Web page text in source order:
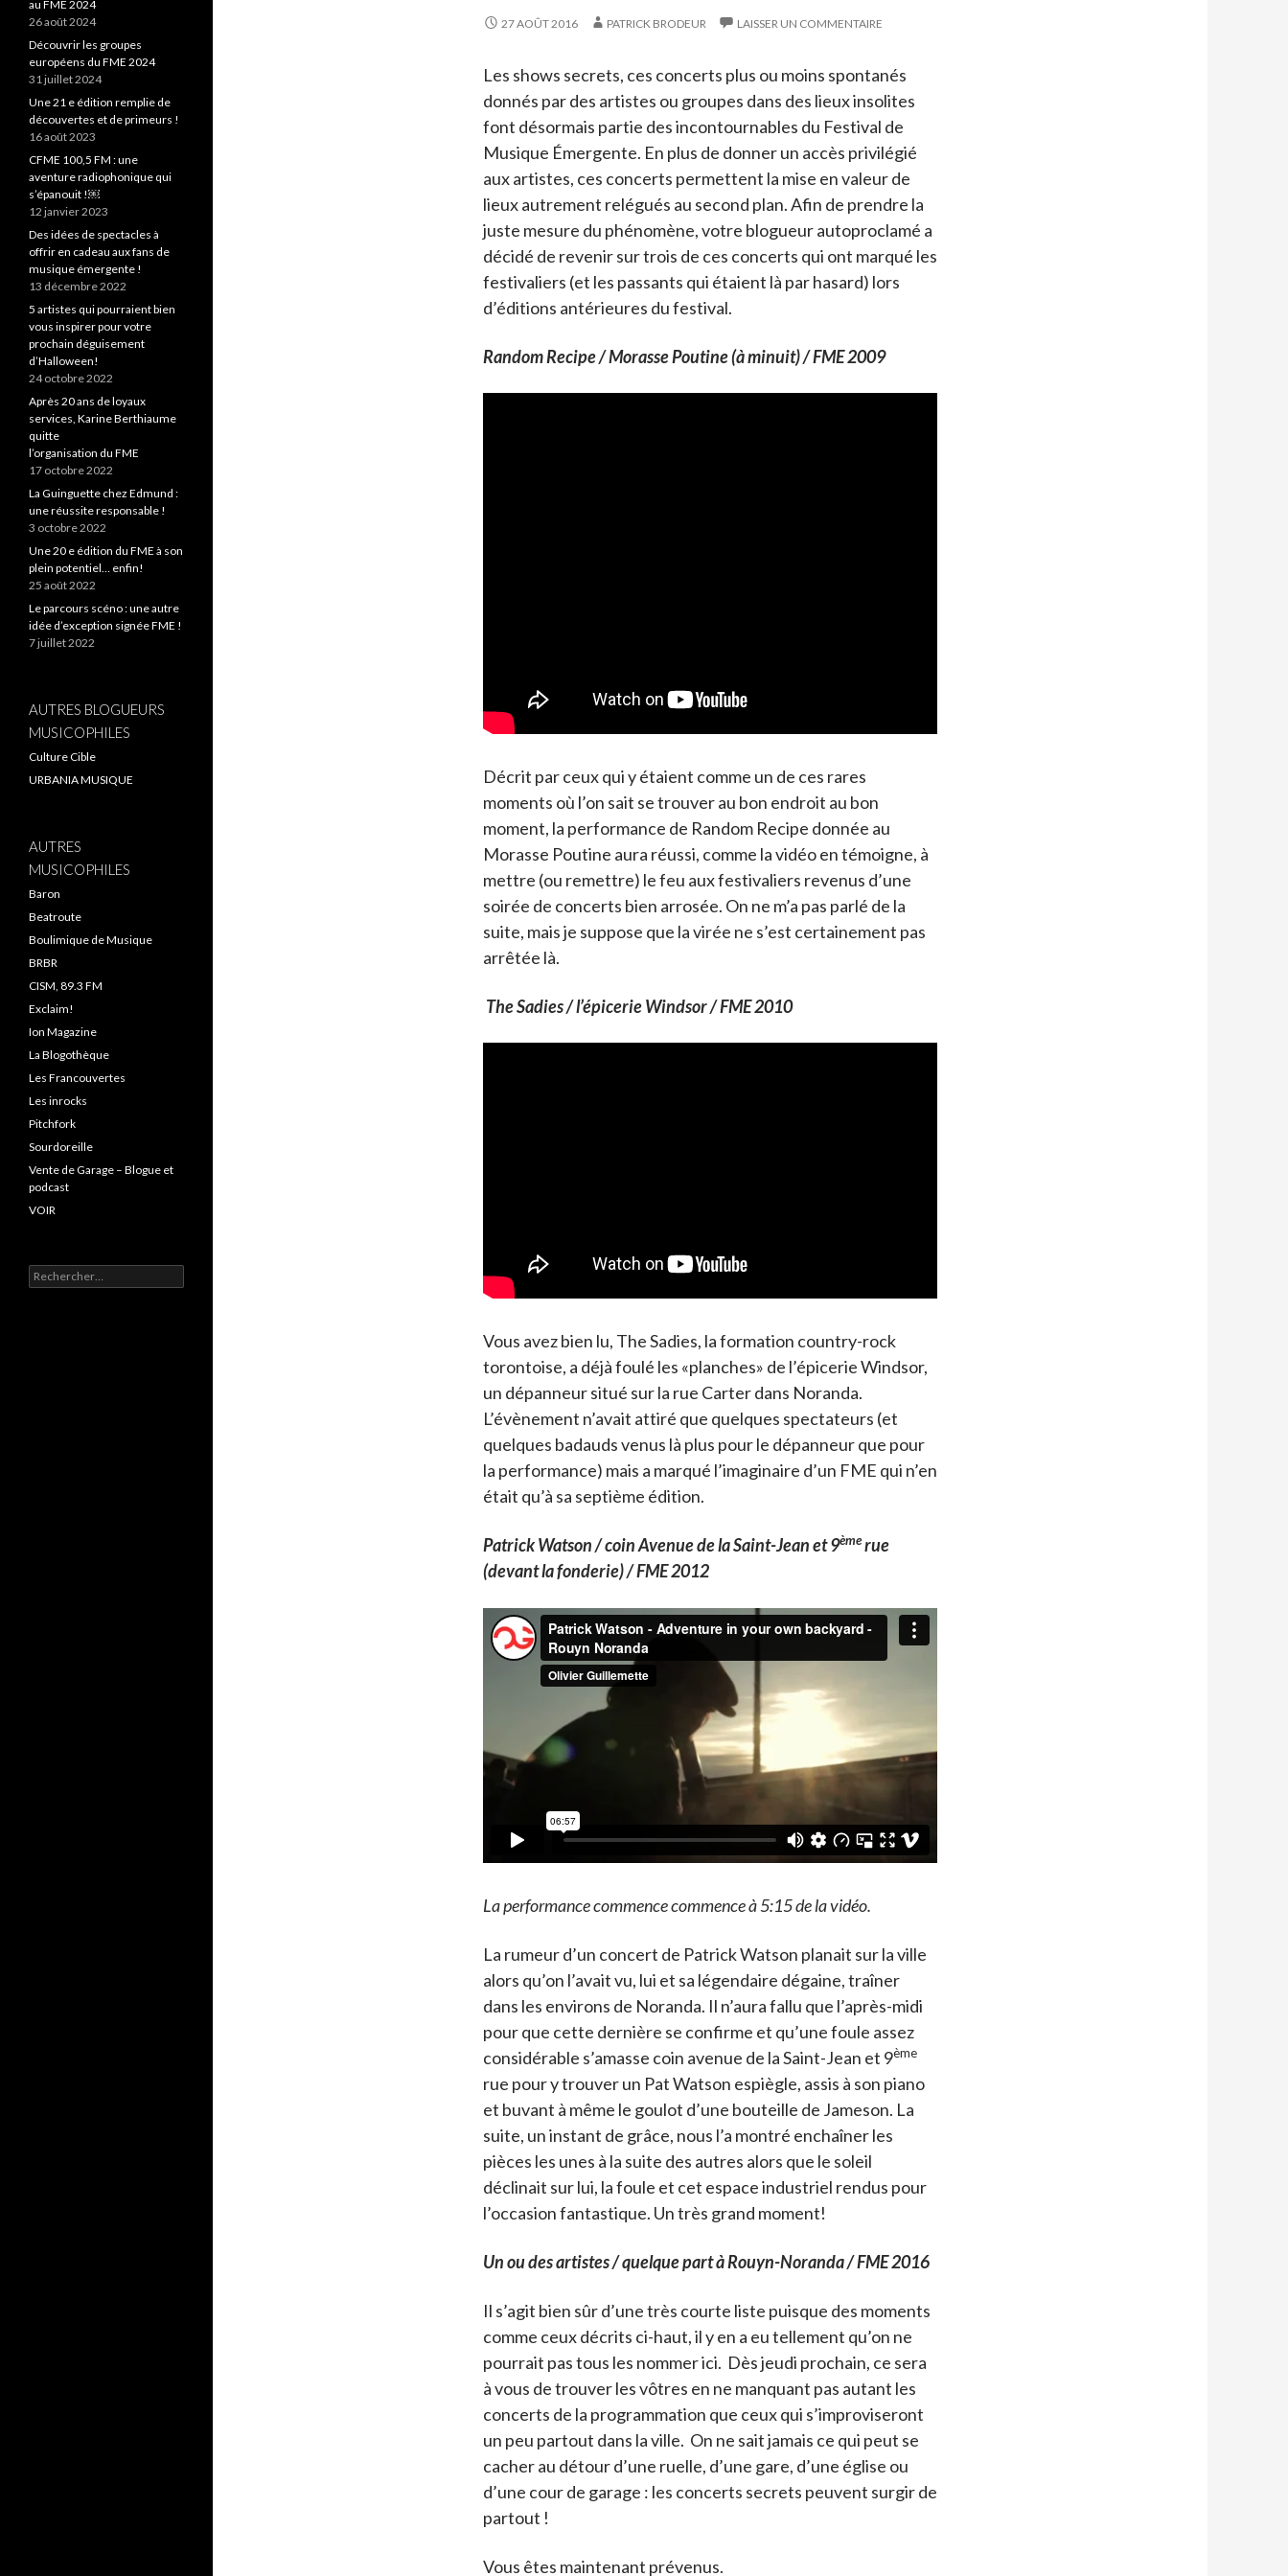
27 AOÛT 2016 PATRICK BRODEUR LAISSER UN COMMENTAIRE
Les shows secrets, ces concerts plus ou moins spontanés
donnés par des artistes ou groupes dans des lieux insolites
font désormais partie des incontournables du Festival de
Musique Émergente. En plus de donner un accès privilégié
aux artistes, ces concerts permettent la mise en valeur de
lieux autrement relégués au second plan. Afin de prendre la
juste mesure du phénomène, votre blogueur autoproclamé a
décidé de revenir sur trois de ces concerts qui ont marqué les
festivaliers (et les passants qui étaient là par hasard) lors
d’éditions antérieures du festival.
Random Recipe / Morasse Poutine (à minuit) / FME 2009
Décrit par ceux qui y étaient comme un de ces rares
moments où l’on sait se trouver au bon endroit au bon
moment, la performance de Random Recipe donnée au
Morasse Poutine aura réussi, comme la vidéo en témoigne, à
mettre (ou remettre) le feu aux festivaliers revenus d’une
soirée de concerts bien arrosée. On ne m’a pas parlé de la
suite, mais je suppose que la virée ne s’est certainement pas
arrêtée là.
The Sadies / l’épicerie Windsor / FME 2010
Vous avez bien lu, The Sadies, la formation country-rock
torontoise, a déjà foulé les «planches» de l’épicerie Windsor,
un dépanneur situé sur la rue Carter dans Noranda.
L’évènement n’avait attiré que quelques spectateurs (et
quelques badauds venus là plus pour le dépanneur que pour
la performance) mais a marqué l’imaginaire d’un FME qui n’en
était qu’à sa septième édition.
Patrick Watson / coin Avenue de la Saint-Jean et 9èmerue
(devant la fonderie) / FME 2012
La performance commence commence à 5:15 de la vidéo.
La rumeur d’un concert de Patrick Watson planait sur la ville
alors qu’on l’avait vu, lui et sa légendaire dégaine, traîner
dans les environs de Noranda. Il n’aura fallu que l’après-midi
pour que cette dernière se confirme et qu’une foule assez
considérable s’amasse coin avenue de la Saint-Jean et 9ème
rue pour y trouver un Pat Watson espiègle, assis à son piano
et buvant à même le goulot d’une bouteille de Jameson. La
suite, un instant de grâce, nous l’a montré enchaîner les
pièces les unes à la suite des autres alors que le soleil
déclinait sur lui, la foule et cet espace industriel rendus pour
l’occasion fantastique. Un très grand moment!
Un ou des artistes / quelque part à Rouyn-Noranda / FME 2016
Il s’agit bien sûr d’une très courte liste puisque des moments
comme ceux décrits ci-haut, il y en a eu tellement qu’on ne
pourrait pas tous les nommer ici. Dès jeudi prochain, ce sera
à vous de trouver les vôtres en ne manquant pas autant les
concerts de la programmation que ceux qui s’improviseront
un peu partout dans la ville. On ne sait jamais ce qui peut se
cacher au détour d’une ruelle, d’une gare, d’une église ou
d’une cour de garage : les concerts secrets peuvent surgir de
partout !
Vous êtes maintenant prévenus.
au FME 2024
26 août 2024
Découvrir les groupes
européens du FME 2024
31 juillet 2024
Une 21 e édition remplie de
découvertes et de primeurs !
16 août 2023
CFME 100,5 FM : une
aventure radiophonique qui
s’épanouit !￼
12 janvier 2023
Des idées de spectacles à
offrir en cadeau aux fans de
musique émergente !
13 décembre 2022
5 artistes qui pourraient bien
vous inspirer pour votre
prochain déguisement
d’Halloween!
24 octobre 2022
Après 20 ans de loyaux
services, Karine Berthiaume
quitte
l’organisation du FME
17 octobre 2022
La Guinguette chez Edmund :
une réussite responsable !
3 octobre 2022
Une 20 e édition du FME à son
plein potentiel… enfin!
25 août 2022
Le parcours scéno : une autre
idée d’exception signée FME !
7 juillet 2022
AUTRES BLOGUEURS
MUSICOPHILES
Culture Cible
URBANIA MUSIQUE
AUTRES
MUSICOPHILES
Baron
Beatroute
Boulimique de Musique
BRBR
CISM, 89.3 FM
Exclaim!
Ion Magazine
La Blogothèque
Les Francouvertes
Les inrocks
Pitchfork
Sourdoreille
Vente de Garage – Blogue et
podcast
VOIR
Rechercher :